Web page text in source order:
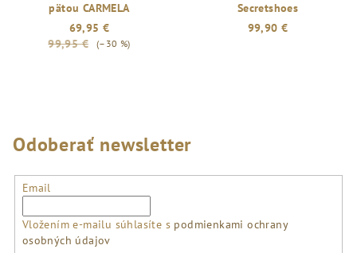
pätou CARMELA
69,95 €
99,95 €
(–30 %)
Secretshoes
99,90 €
Odoberať newsletter
Email
Vložením e-mailu súhlasíte s podmienkami ochrany
osobných údajov